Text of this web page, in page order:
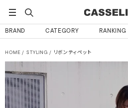
BRAND CATEGORY RANKING
HOME STYLING リボンティペット